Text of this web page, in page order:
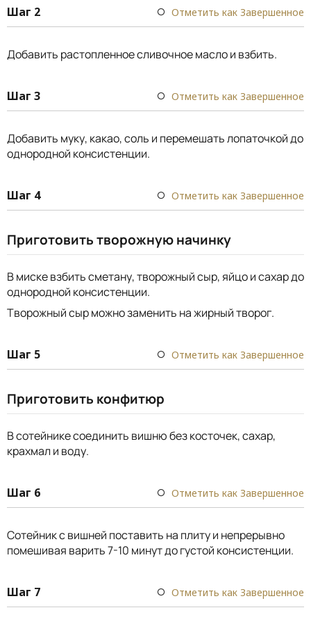
Шаг 2 Отметить как Завершенное
Добавить растопленное сливочное масло и взбить.
Шаг 3 Отметить как Завершенное
Добавить муку, какао, соль и перемешать лопаточкой до
однородной консистенции.
Шаг 4 Отметить как Завершенное
Приготовить творожную начинку
В миске взбить сметану, творожный сыр, яйцо и сахар до
однородной консистенции.
Творожный сыр можно заменить на жирный творог.
Шаг 5 Отметить как Завершенное
Приготовить конфитюр
В сотейнике соединить вишню без косточек, сахар,
крахмал и воду.
Шаг 6 Отметить как Завершенное
Сотейник с вишней поставить на плиту и непрерывно
помешивая варить 7-10 минут до густой консистенции.
Шаг 7 Отметить как Завершенное